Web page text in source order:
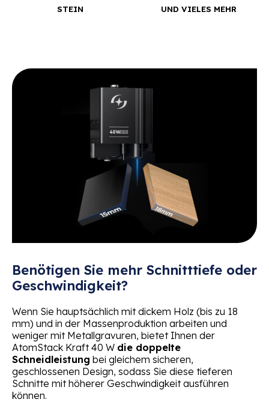
STEIN UND VIELES MEHR
Benötigen Sie mehr Schnitttiefe oder
Geschwindigkeit?
Wenn Sie hauptsächlich mit dickem Holz (bis zu 18
mm) und in der Massenproduktion arbeiten und
weniger mit Metallgravuren, bietet Ihnen der
AtomStack Kraft 40 W die doppelte
Schneidleistung bei gleichem sicheren,
geschlossenen Design, sodass Sie diese tieferen
Schnitte mit höherer Geschwindigkeit ausführen
können.